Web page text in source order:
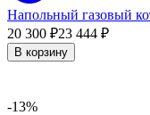
Напольный газовый
20 300 ₽23 444 ₽
В корзину
-13%